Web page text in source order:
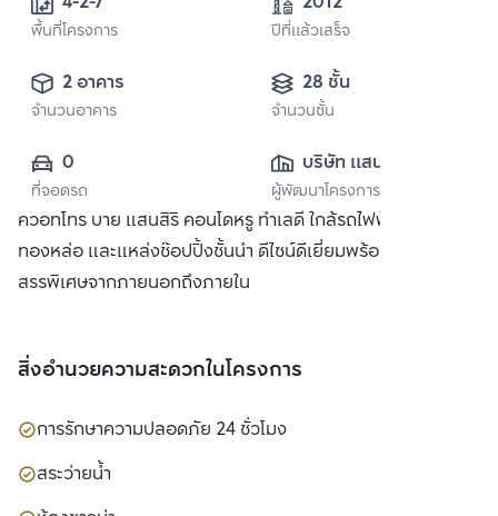
พื้นที่โครงการ ปีที่แล้วเสร็จ
2 อาคาร
จำนวนอาคาร
28 ชั้น
จำนวนชั้น
0
ที่จอดรถ
บริษัท แสนสิริ
จำกัด (มหาชน)
ผู้พัฒนาโครงการ
ควอทโทร บาย แสนสิริ คอนโดหรู ทำเลดี ใกล้รถไฟฟ้า BTS
ทองหล่อ และแหล่งช๊อปปิ้งชั้นนำ ดีไซน์ดีเยี่ยมพร้อมวัสดุที่คัด
สรรพิเศษจากภายนอกถึงภายใน
สิ่งอำนวยความสะดวกในโครงการ
การรักษาความปลอดภัย 24 ชั่วโมง
สระว่ายน้ำ